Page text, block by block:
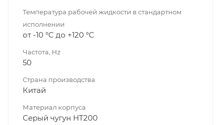
Температура рабочей жидкости в стандартном
исполнении
от -10 °C до +120 °C
Частота, Hz
50
Страна производства
Китай
Материал корпуса
Серый чугун НТ200